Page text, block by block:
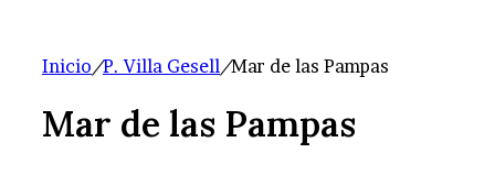
Inicio/P. Villa Gesell/Mar de las Pampas
Mar de las Pampas